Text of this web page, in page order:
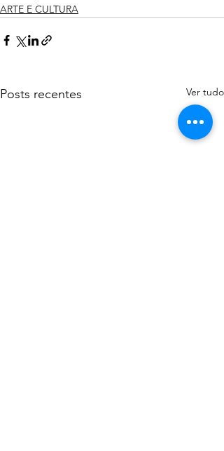
ARTE E CULTURA
Posts recentes Ver tudo